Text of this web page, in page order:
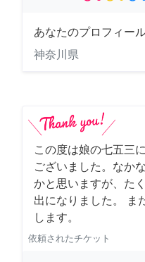
あなたのプロフィー
神奈川県
この度は娘の七五三
ございました。なか
かと思いますが、た
出になりました。 ま
します。
依頼されたチケット